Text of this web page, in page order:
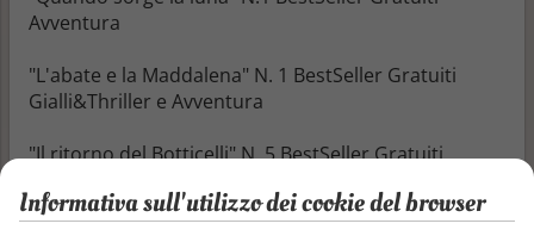
Avventura
"L'abate e la Maddalena" N. 1 BestSeller Gratuiti
Gialli&Thriller e Avventura
"Il ritorno del Botticelli" N. 5 BestSeller Gratuiti
Informativa sull'utilizzo dei cookie del browser